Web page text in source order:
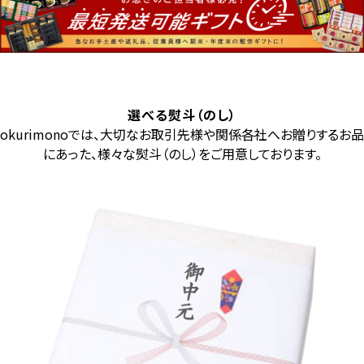
選べる熨斗（のし）
okurimonoでは、大切なお取引先様や関係各社へお贈りするお品
にあった、様々な熨斗（のし）をご用意しております。